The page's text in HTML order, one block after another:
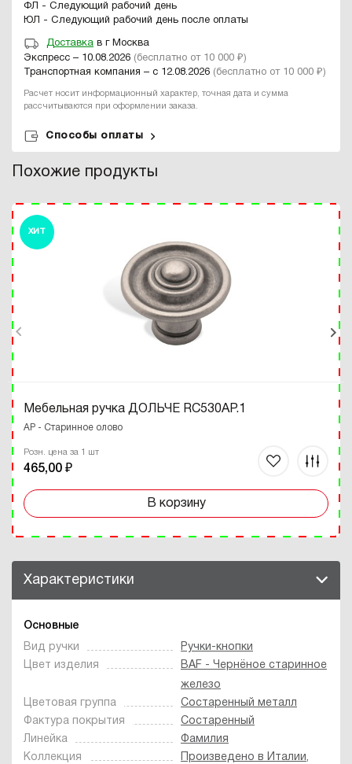
ФЛ - Следующий рабочий день
ЮЛ - Следующий рабочий день после оплаты
Доставка в г Москва
Экспресс – 10.08.2026 (бесплатно от 10 000 ₽)
Транспортная компания – с 12.08.2026 (бесплатно от 10 000 ₽)
Расчет носит информационный характер, точная дата и сумма
рассчитываются при оформлении заказа.
Способы оплаты
Похожие продукты
ХИТ
Мебельная ручка ДОЛЬЧЕ RC530AP.1
AP - Cтаринное олово
Розн. цена за 1 шт
465,00 ₽
В корзину
Характеристики
Основные
Вид ручки
Ручки-кнопки
Цвет изделия
BAF - Чернёное старинное
железо
Цветовая группа
Состаренный металл
Фактура покрытия
Состаренный
Линейка
Фамилия
Коллекция
Произведено в Италии,